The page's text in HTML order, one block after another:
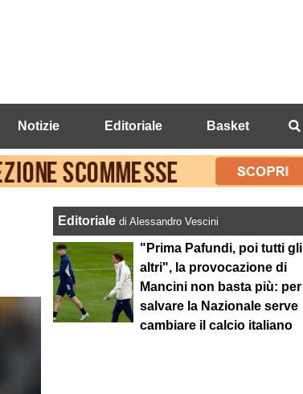
Notizie Editoriale Basket
Editorialedi Alessandro Vescini
"Prima Pafundi, poi tutti gli
altri", la provocazione di
Mancini non basta più: per
salvare la Nazionale serve
cambiare il calcio italiano